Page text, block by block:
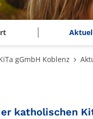
gGmbH Koblenz
katholischen